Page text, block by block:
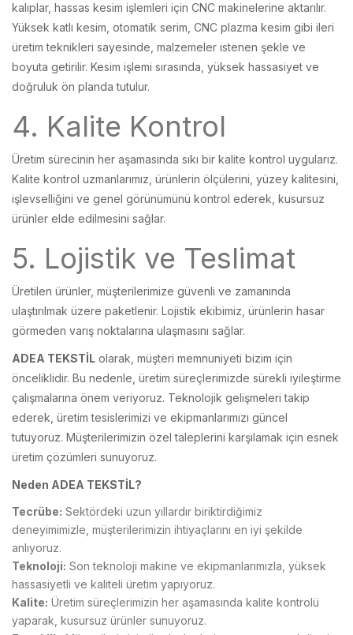
kalıplar, hassas kesim işlemleri için CNC makinelerine aktarılır.
Yüksek katlı kesim, otomatik serim, CNC plazma kesim gibi ileri
üretim teknikleri sayesinde, malzemeler istenen şekle ve
boyuta getirilir. Kesim işlemi sırasında, yüksek hassasiyet ve
doğruluk ön planda tutulur.
4. Kalite Kontrol
Üretim sürecinin her aşamasında sıkı bir kalite kontrol uygularız.
Kalite kontrol uzmanlarımız, ürünlerin ölçülerini, yüzey kalitesini,
işlevselliğini ve genel görünümünü kontrol ederek, kusursuz
ürünler elde edilmesini sağlar.
5. Lojistik ve Teslimat
Üretilen ürünler, müşterilerimize güvenli ve zamanında
ulaştırılmak üzere paketlenir. Lojistik ekibimiz, ürünlerin hasar
görmeden varış noktalarına ulaşmasını sağlar.
ADEA TEKSTİL olarak, müşteri memnuniyeti bizim için
önceliklidir. Bu nedenle, üretim süreçlerimizde sürekli iyileştirme
çalışmalarına önem veriyoruz. Teknolojik gelişmeleri takip
ederek, üretim tesislerimizi ve ekipmanlarımızı güncel
tutuyoruz. Müşterilerimizin özel taleplerini karşılamak için esnek
üretim çözümleri sunuyoruz.
Neden ADEA TEKSTİL?
Tecrübe: Sektördeki uzun yıllardır biriktirdiğimiz
deneyimimizle, müşterilerimizin ihtiyaçlarını en iyi şekilde
anlıyoruz.
Teknoloji: Son teknoloji makine ve ekipmanlarımızla, yüksek
hassasiyetli ve kaliteli üretim yapıyoruz.
Kalite: Üretim süreçlerimizin her aşamasında kalite kontrolü
yaparak, kusursuz ürünler sunuyoruz.